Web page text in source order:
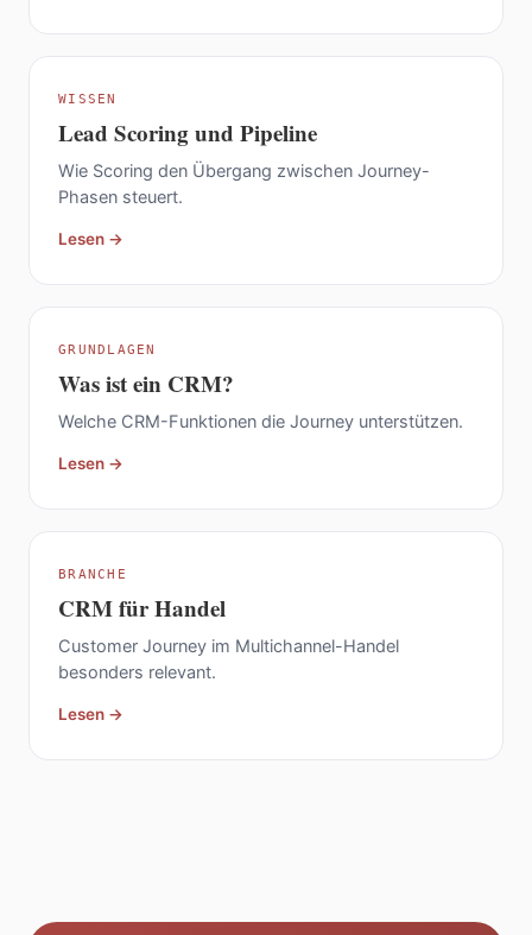
WISSEN
Lead Scoring und Pipeline
Wie Scoring den Übergang zwischen Journey-
Phasen steuert.
Lesen →
GRUNDLAGEN
Was ist ein CRM?
Welche CRM-Funktionen die Journey unterstützen.
Lesen →
BRANCHE
CRM für Handel
Customer Journey im Multichannel-Handel
besonders relevant.
Lesen →